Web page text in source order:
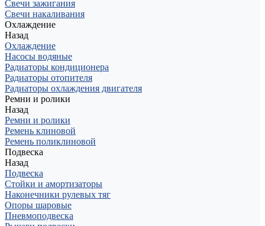
Свечи зажигания
Свечи накаливания
Охлаждение
Назад
Охлаждение
Насосы водяные
Радиаторы кондиционера
Радиаторы отопителя
Радиаторы охлаждения двигателя
Ремни и ролики
Назад
Ремни и ролики
Ремень клиновой
Ремень поликлиновой
Подвеска
Назад
Подвеска
Стойки и амортизаторы
Наконечники рулевых тяг
Опоры шаровые
Пневмоподвеска